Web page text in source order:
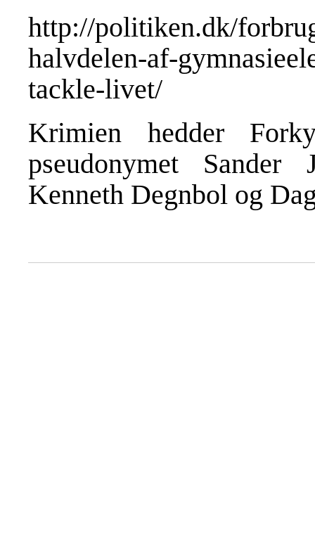
http://politiken.dk/
halvdelen-af-
tackle-livet/
Krimien hedder
pseudonymet
Kenneth Degnbol og